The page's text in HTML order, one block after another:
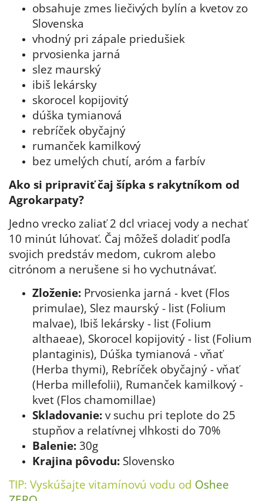
obsahuje zmes liečivých bylín a kvetov zo
Slovenska
vhodný pri zápale priedušiek
prvosienka jarná
slez maurský
ibiš lekársky
skorocel kopijovitý
dúška tymianová
rebríček obyčajný
rumanček kamilkový
bez umelých chutí, aróm a farbív
Ako si pripraviť čaj šípka s rakytníkom od
Agrokarpaty?
Jedno vrecko zaliať 2 dcl vriacej vody a nechať
10 minút lúhovať. Čaj môžeš doladiť podľa
svojich predstáv medom, cukrom alebo
citrónom a nerušene si ho vychutnávať.
Zloženie: Prvosienka jarná - kvet (Flos
primulae), Slez maurský - list (Folium
malvae), Ibiš lekársky - list (Folium
althaeae), Skorocel kopijovitý - list (Folium
plantaginis), Dúška tymianová - vňať
(Herba thymi), Rebríček obyčajný - vňať
(Herba millefolii), Rumanček kamilkový -
kvet (Flos chamomillae)
Skladovanie: v suchu pri teplote do 25
stupňov a relatívnej vlhkosti do 70%
Balenie: 30g
Krajina pôvodu: Slovensko
TIP: Vyskúšajte vitamínovú vodu od Oshee